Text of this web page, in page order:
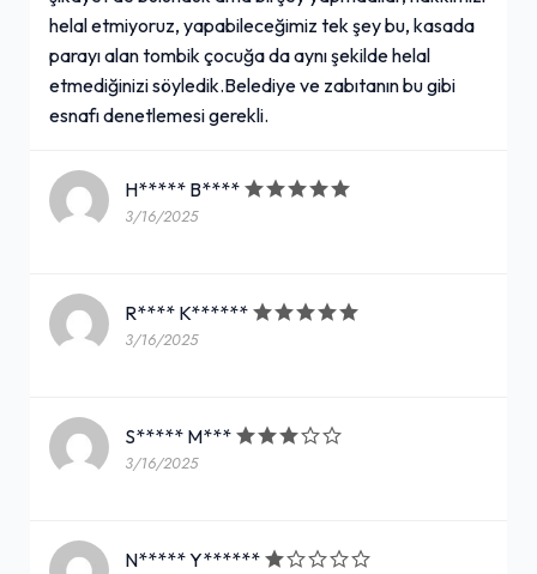
helal etmiyoruz, yapabileceğimiz tek şey bu, kasada
parayı alan tombik çocuğa da aynı şekilde helal
etmediğinizi söyledik.Belediye ve zabıtanın bu gibi
esnafı denetlemesi gerekli.
H***** B****
3/16/2025
R**** K******
3/16/2025
S***** M***
3/16/2025
N***** Y******